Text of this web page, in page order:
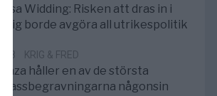
Elsa Widding: Risken att dras in i
krig borde avgöra all utrikespolitik
5/8 KRIG & FRED
Gaza håller en av de största
massbegravningarna någonsin